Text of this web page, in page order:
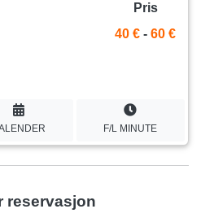
Pris
40 € - 60 €
F/L MINUTE
reservasjon